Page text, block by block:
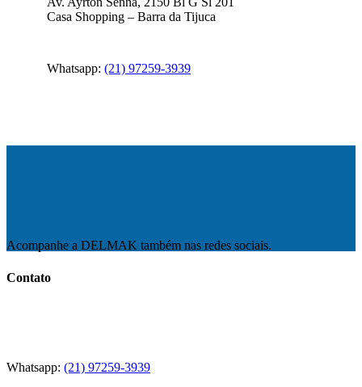
Casa Shopping – Barra da Tijuca
Whatsapp: (21) 97259-3939
Acompanhe a DELMAK também nas redes sociais.
Contato
Whatsapp: (21) 97259-3939